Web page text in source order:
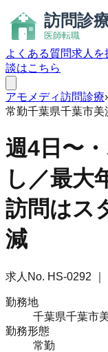
よくある質問求人を
談はこちら
アモメディ訪問診療›
常勤千葉県千葉市美
週4日〜
し／最大
訪問はス
減
求人No. HS-0292
勤務地
千葉県千葉市
勤務形態
常勤